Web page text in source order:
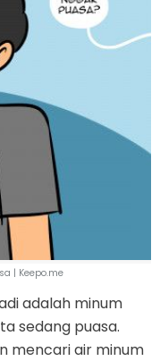
| Keepo.me
adalah minum
sedang puasa.
mencari air minum